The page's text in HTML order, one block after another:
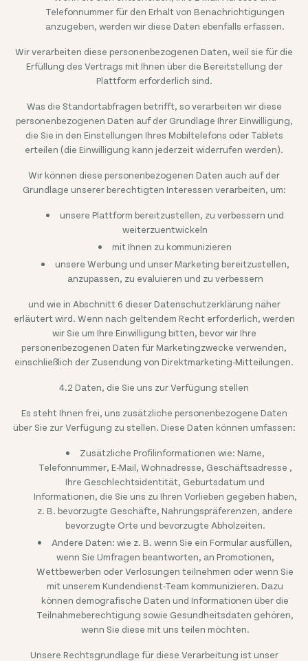
Telefonnummer für den Erhalt von Benachrichtigungen
anzugeben, werden wir diese Daten ebenfalls erfassen.
Wir verarbeiten diese personenbezogenen Daten, weil sie für die
Erfüllung des Vertrags mit Ihnen über die Bereitstellung der
Plattform erforderlich sind.
Was die Standortabfragen betrifft, so verarbeiten wir diese
personenbezogenen Daten auf der Grundlage Ihrer Einwilligung,
die Sie in den Einstellungen Ihres Mobiltelefons oder Tablets
erteilen (die Einwilligung kann jederzeit widerrufen werden).
Wir können diese personenbezogenen Daten auch auf der
Grundlage unserer berechtigten Interessen verarbeiten, um:
unsere Plattform bereitzustellen, zu verbessern und
weiterzuentwickeln
mit Ihnen zu kommunizieren
unsere Werbung und unser Marketing bereitzustellen,
anzupassen, zu evaluieren und zu verbessern
und wie in Abschnitt 6 dieser Datenschutzerklärung näher
erläutert wird. Wenn nach geltendem Recht erforderlich, werden
wir Sie um Ihre Einwilligung bitten, bevor wir Ihre
personenbezogenen Daten für Marketingzwecke verwenden,
einschließlich der Zusendung von Direktmarketing-Mitteilungen.
4.2 Daten, die Sie uns zur Verfügung stellen
Es steht Ihnen frei, uns zusätzliche personenbezogene Daten
über Sie zur Verfügung zu stellen. Diese Daten können umfassen:
Zusätzliche Profilinformationen wie: Name,
Telefonnummer, E-Mail, Wohnadresse, Geschäftsadresse ,
Ihre Geschlechtsidentität, Geburtsdatum und
Informationen, die Sie uns zu Ihren Vorlieben gegeben haben,
z. B. bevorzugte Geschäfte, Nahrungspräferenzen, andere
bevorzugte Orte und bevorzugte Abholzeiten.
Andere Daten: wie z. B. wenn Sie ein Formular ausfüllen,
wenn Sie Umfragen beantworten, an Promotionen,
Wettbewerben oder Verlosungen teilnehmen oder wenn Sie
mit unserem Kundendienst-Team kommunizieren. Dazu
können demografische Daten und Informationen über die
Teilnahmeberechtigung sowie Gesundheitsdaten gehören,
wenn Sie diese mit uns teilen möchten.
Unsere Rechtsgrundlage für diese Verarbeitung ist unser